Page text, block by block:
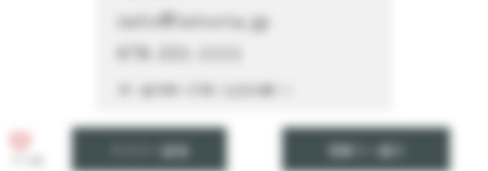
info@istoria.jp
078-331-1111
リストへ追加 見積りへ進む